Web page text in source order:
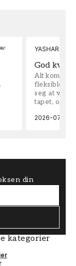
YASHAR
God
Alt kom
fleksible på
seg at vi
tapet, og
2026-07-04
din
kategorier